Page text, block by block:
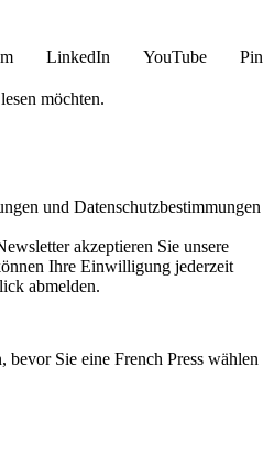
LinkedIn YouTube
möchten.
und Datenschutzbestimmungen
akzeptieren Sie unsere
Ihre Einwilligung jederzeit
abmelden.
bevor Sie eine French Press wählen